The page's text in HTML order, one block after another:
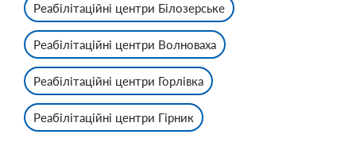
Реабілітаційні центри Білозерське
Реабілітаційні центри Волноваха
Реабілітаційні центри Горлівка
Реабілітаційні центри Гірник